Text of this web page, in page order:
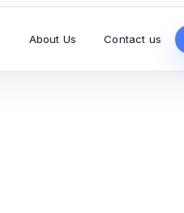
About Us Contact us